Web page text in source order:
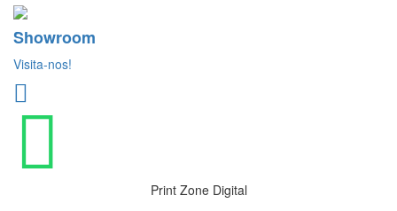
Showroom
Visita-nos!
Print Zone Digital